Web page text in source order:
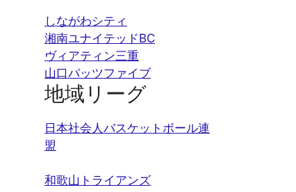
しながわシティ
湘南ユナイテッドBC
ヴィアティン三重
山口パッツファイブ
地域リーグ
日本社会人バスケットボール連
盟
和歌山トライアンズ